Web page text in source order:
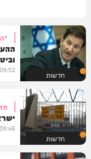
חדשות 09:52
חדשות
09:46